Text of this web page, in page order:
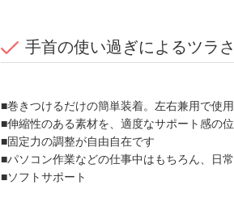
手首の使い過ぎによるツラ
■巻きつけるだけの簡単装着。左右兼用で使
■伸縮性のある素材を、適度なサポート感の
■固定力の調整が自由自在です
■パソコン作業などの仕事中はもちろん、日
■ソフトサポート